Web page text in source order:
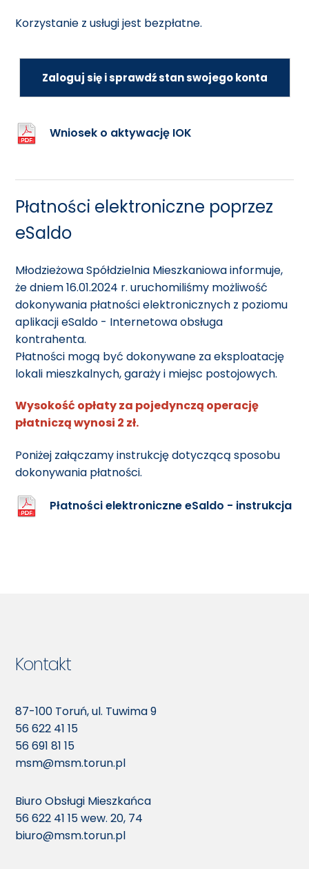
Korzystanie z usługi jest bezpłatne.
Zaloguj się i sprawdź stan swojego konta
Wniosek o aktywację IOK
Płatności elektroniczne poprzez
eSaldo
Młodzieżowa Spółdzielnia Mieszkaniowa informuje,
że dniem 16.01.2024 r. uruchomiliśmy możliwość
dokonywania płatności elektronicznych z poziomu
aplikacji eSaldo - Internetowa obsługa
kontrahenta.
Płatności mogą być dokonywane za eksploatację
lokali mieszkalnych, garaży i miejsc postojowych.
Wysokość opłaty za pojedynczą operację
płatniczą wynosi 2 zł.
Poniżej załączamy instrukcję dotyczącą sposobu
dokonywania płatności.
Płatności elektroniczne eSaldo - instrukcja
Kontakt
87-100 Toruń, ul. Tuwima 9
56 622 41 15
56 691 81 15
msm@msm.torun.pl
Biuro Obsługi Mieszkańca
56 622 41 15wew. 20, 74
biuro@msm.torun.pl